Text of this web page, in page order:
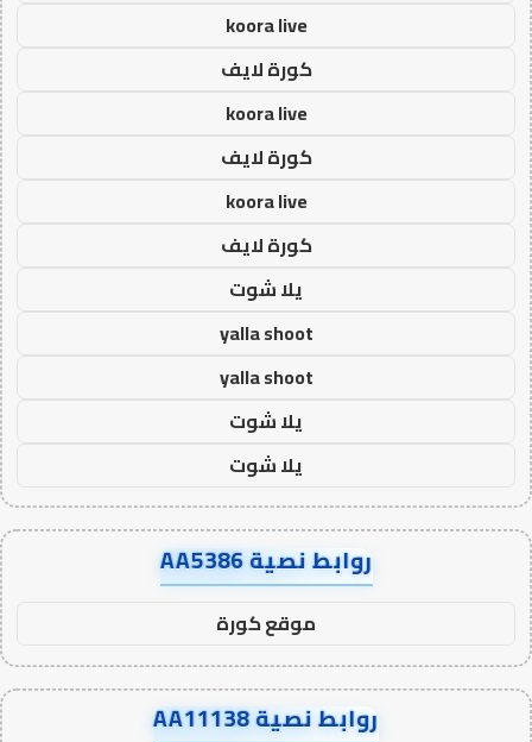
koora live
كورة لايف
koora live
كورة لايف
koora live
كورة لايف
يلا شوت
yalla shoot
yalla shoot
يلا شوت
يلا شوت
روابط نصية AA5386
موقع كورة
روابط نصية AA11138